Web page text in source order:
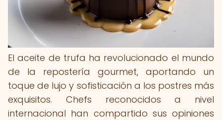
El aceite de trufa ha revolucionado el mundo
de la repostería gourmet, aportando un
toque de lujo y sofisticación a los postres más
exquisitos. Chefs reconocidos a nivel
internacional han compartido sus opiniones